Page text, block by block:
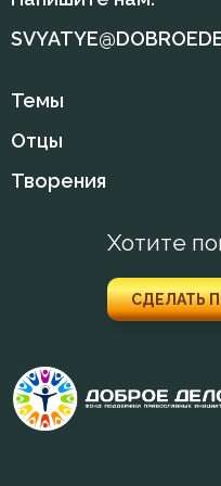
Лицемерие
Ложь
Лукавство
Любовь
Любовь Божия
Любовь к Богу
Мир
Темы
Отцы
Творения
Хотите
СДЕЛАТЬ